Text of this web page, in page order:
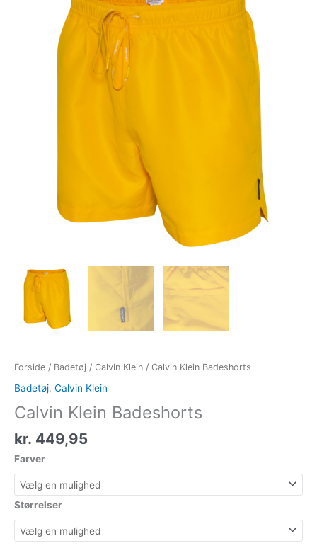
Forside / Badetøj / Calvin Klein / Calvin Klein Badeshorts
Badetøj, Calvin Klein
Calvin Klein Badeshorts
kr. 449,95
Farver
Størrelser